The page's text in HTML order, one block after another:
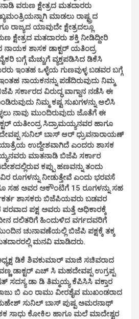
ವರುಣ ಕ್ಷೇತ್ರದ ಮತದಾರರು
ಮಾಡಲು ರಾಷ್ಟ್ರದ
ಯಾವುದೇ ಕ್ಷೇತ್ರದಲ್ಲೂ
ಕ್ಷೇತ್ರದ ಮತದಾರರು ಶಕ್ತಿ ನೀಡಿದ್ದೀರಿ
ನಾಯಕ ಶಾಸಕ ಡಾಕ್ಟರ್ ಯತಿಂದ್ರ
ಬಗ್ಗೆ ಮೆಚ್ಚುಗೆ ವ್ಯಕ್ತಪಡಿಸಿದ ಡಿಕೆಸಿ
ಇಂತಹ ಒಳ್ಳೆಯ ಗುಣವುಳ್ಳ ಬಡವರ ಬಗ್ಗೆ
ನಾಯಕನನ್ನು ಪಡೆದಿರುವುದು ನಿಮ್ಮ
ಸರ್ಕಾರದ ವಿರುದ್ಧ ವಾಗ್ದಾನ ನಡೆಸಿ ಈ
ನಿಮ್ಮ ಕಷ್ಟ ಸುಖಗಳನ್ನು ಆಲಿಸಿ
ನಾವು ಮುಂದಿರುವುದು ಜೊತೆಗೆ ಈ
ಯತೀಂದ್ರ ಸಿದ್ರಾಮಯ್ಯನವರ ಹಾಗೂ
ಸುನಿಲ್ ಬಾಸ್ ಆರ್ ಧ್ರುವನಾರಾಯಣ್
ಉದ್ದೇಶವಾಗಿದೆ ಎಂದರು ಶಾಸಕ
ಮಾತನಾಡಿ ಬಿಜೆಪಿ ಸರ್ಕಾರ
ಕಪ್ಪು ಹಣವನ್ನು ತಂದು
ನೀಡುತ್ತೇವೆ ಎಂದು ಭರವಸೆ
ಸಹ ಅವರ ಅಕೌಂಟಿಗೆ 15 ರೂಗಳನ್ನು ಸಹ
ಶಾಸಕರು ಬಿಜೆಪಿಯವರು ಬಡವರ
ಪರವಾದ ಪಕ್ಷ ಅವರು ಮತ್ತೆ ಅಧಿಕಾರಕ್ಕೆ
ದಲಿತರಿಗೆ ಹಿಂದುಳಿದ ವರ್ಗದವರಿಗೆ
ಚುನಾವಣೆಯಲ್ಲಿ ಬಿಜೆಪಿ ಪಕ್ಷಕ್ಕೆ ತಕ್ಕ
ಮನವಿ ಮಾಡಿದರು.
ಡಿಕೆ ಶಿವಕುಮಾರ್ ಮಾಜಿ ಸಚಿವರಾದ
ಡಾಕ್ಟರ್ ಎಚ್ ಸಿ ಮಹದೇವಪ್ಪ ಉಗ್ರಪ್ಪ
ಸದಸ್ಯ ಡಾ ಡಿ ತಿಮ್ಮಯ್ಯ ಕೆಪಿಸಿಸಿ ವಕ್ತಾರ
ಬಿ ಎಂ ರಾಮು ವೀರಶೈವ ಮುಖಂಡರಾದ
ಮಹೇಶ್ ಸುನಿಲ್ ಬಾಸ್ ಪುಷ್ಪ ಅಮರನಾಥ್
ಸಾಧು ಕೋಕಿಲ ಹಾಗೂ ಮಲೆ ಮಾದೇಶ್ವರ